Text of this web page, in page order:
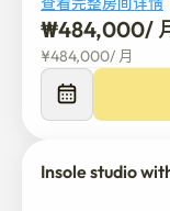
的休息吧！
索霍与罗马家庭
间，让您的生活
如果您有任何关
们，我们将竭诚为
₩484,000/
¥484,000/ 月
Insole studio